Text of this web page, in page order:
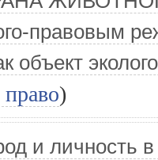
правовым
объект
право)
и личность